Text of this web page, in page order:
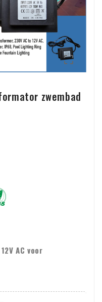

zwembad
AC voor